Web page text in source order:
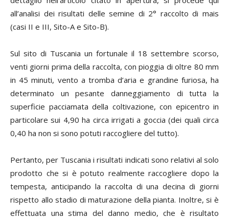
all’analisi dei risultati delle semine di 2° raccolto di mais
(casi II e III, Sito-A e Sito-B).
Sul sito di Tuscania un fortunale il 18 settembre scorso,
venti giorni prima della raccolta, con pioggia di oltre 80 mm
in 45 minuti, vento a tromba d’aria e grandine furiosa, ha
determinato un pesante danneggiamento di tutta la
superficie pacciamata della coltivazione, con epicentro in
particolare sui 4,90 ha circa irrigati a goccia (dei quali circa
0,40 ha non si sono potuti raccogliere del tutto).
Pertanto, per Tuscania i risultati indicati sono relativi al solo
prodotto che si è potuto realmente raccogliere dopo la
tempesta, anticipando la raccolta di una decina di giorni
rispetto allo stadio di maturazione della pianta. Inoltre, si è
effettuata una stima del danno medio, che è risultato